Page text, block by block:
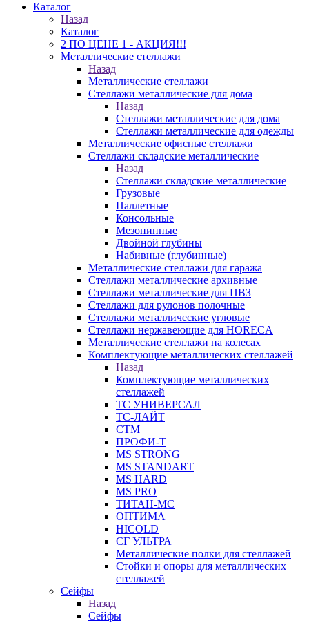
Каталог
Назад
Каталог
2 ПО ЦЕНЕ 1 - АКЦИЯ!!!
Металлические стеллажи
Назад
Металлические стеллажи
Стеллажи металлические для дома
Назад
Стеллажи металлические для дома
Стеллажи металлические для одежды
Металлические офисные стеллажи
Стеллажи складские металлические
Назад
Стеллажи складские металлические
Грузовые
Паллетные
Консольные
Мезонинные
Двойной глубины
Набивные (глубинные)
Металлические стеллажи для гаража
Стеллажи металлические архивные
Стеллажи металлические для ПВЗ
Стеллажи для рулонов полочные
Стеллажи металлические угловые
Стеллажи нержавеющие для HORECA
Металлические стеллажи на колесах
Комплектующие металлических стеллажей
Назад
Комплектующие металлических
стеллажей
ТС УНИВЕРСАЛ
ТС-ЛАЙТ
СТМ
ПРОФИ-Т
MS STRONG
MS STANDART
MS HARD
MS PRO
ТИТАН-МС
ОПТИМА
HICOLD
СГ УЛЬТРА
Металлические полки для стеллажей
Стойки и опоры для металлических
стеллажей
Сейфы
Назад
Сейфы